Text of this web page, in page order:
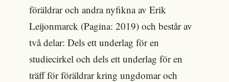
föräldrar och andra nyfikna av Erik
Leijonmarck (Pagina: 2019) och består av
två delar: Dels ett underlag för en
studiecirkel och dels ett underlag för en
träff för föräldrar kring ungdomar och